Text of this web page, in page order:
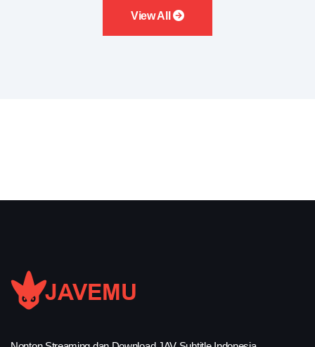
View All